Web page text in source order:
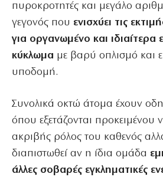
πυροκροτητές και μεγάλο
γεγονός που ενισχύει τις
για οργανωμένο και ιδιαίτερα
κύκλωμα με βαρύ οπλισμό και
υποδομή.
Συνολικά οκτώ άτομα έχουν
όπου εξετάζονται προκειμένου
ακριβής ρόλος του καθενός
διαπιστωθεί αν η ίδια ομάδα
άλλες σοβαρές εγκληματικές